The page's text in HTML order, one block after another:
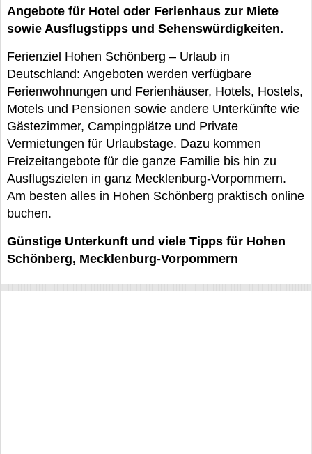
Angebote für Hotel oder Ferienhaus zur Miete
sowie Ausflugstipps und Sehenswürdigkeiten.
Ferienziel Hohen Schönberg – Urlaub in
Deutschland: Angeboten werden verfügbare
Ferienwohnungen und Ferienhäuser, Hotels, Hostels,
Motels und Pensionen sowie andere Unterkünfte wie
Gästezimmer, Campingplätze und Private
Vermietungen für Urlaubstage. Dazu kommen
Freizeitangebote für die ganze Familie bis hin zu
Ausflugszielen in ganz Mecklenburg-Vorpommern.
Am besten alles in Hohen Schönberg praktisch online
buchen.
Günstige Unterkunft und viele Tipps für Hohen
Schönberg, Mecklenburg-Vorpommern